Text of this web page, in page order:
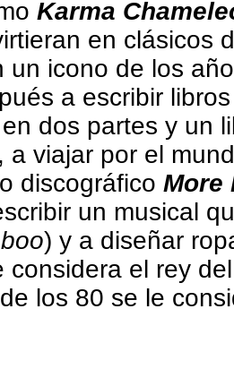
Karma
en clásicos
un icono de los
a escribir
dos partes y un
a viajar por el
discográfico More
un musical
) y a diseñar
considera el rey
los 80 se le